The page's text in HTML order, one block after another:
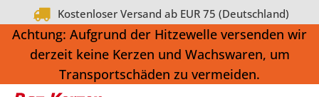
Kostenloser Versand ab EUR 75 (Deutschland)
Achtung: Aufgrund der Hitzewelle versenden wir
derzeit keine Kerzen und Wachswaren, um
Transportschäden zu vermeiden.